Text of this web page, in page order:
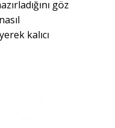
göz
kalıcı